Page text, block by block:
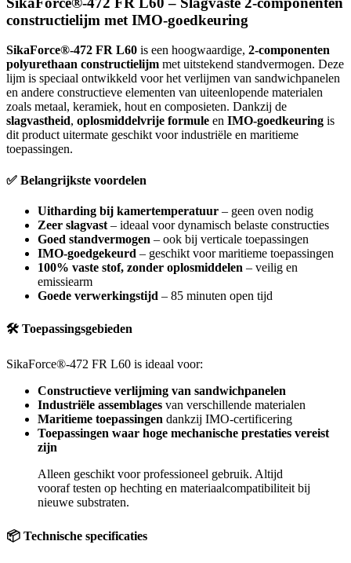
constructielijm met IMO-goedkeuring
SikaForce®-472 FR L60 is een hoogwaardige, 2-componenten
polyurethaan constructielijm met uitstekend standvermogen. Deze
lijm is speciaal ontwikkeld voor het verlijmen van sandwichpanelen
en andere constructieve elementen van uiteenlopende materialen
zoals metaal, keramiek, hout en composieten. Dankzij de
slagvastheid, oplosmiddelvrije formule en IMO-goedkeuring is
dit product uitermate geschikt voor industriële en maritieme
toepassingen.
✅ Belangrijkste voordelen
Uitharding bij kamertemperatuur – geen oven nodig
Zeer slagvast – ideaal voor dynamisch belaste constructies
Goed standvermogen – ook bij verticale toepassingen
IMO-goedgekeurd – geschikt voor maritieme toepassingen
100% vaste stof, zonder oplosmiddelen – veilig en
emissiearm
Goede verwerkingstijd – 85 minuten open tijd
🛠 Toepassingsgebieden
SikaForce®-472 FR L60 is ideaal voor:
Constructieve verlijming van sandwichpanelen
Industriële assemblages van verschillende materialen
Maritieme toepassingen dankzij IMO-certificering
Toepassingen waar hoge mechanische prestaties vereist
zijn
Alleen geschikt voor professioneel gebruik. Altijd
vooraf testen op hechting en materiaalcompatibiliteit bij
nieuwe substraten.
📦 Technische specificaties